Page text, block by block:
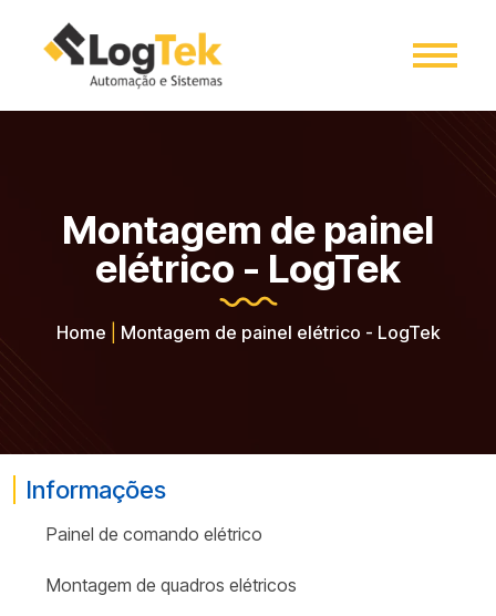
Montagem de painel
elétrico - LogTek
Home Montagem de painel elétrico - LogTek
Informações
Painel de comando elétrico
Montagem de quadros elétricos